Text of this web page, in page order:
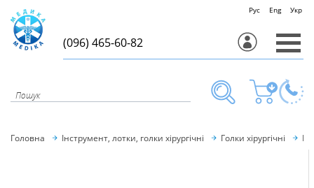
Рус Eng Укр
(096) 465-60-82
Головна Інструмент, лотки, голки хірургічні Голки хірургічні